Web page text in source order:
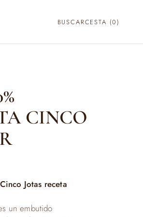
BUSCARCESTA (0)
CINCO
Jotas receta
un embutido